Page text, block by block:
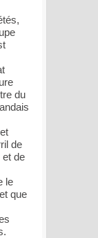
du
de
et de
le
que